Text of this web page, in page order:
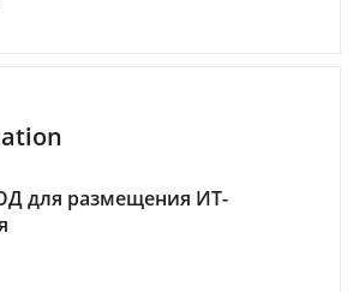
для размещения ИТ-